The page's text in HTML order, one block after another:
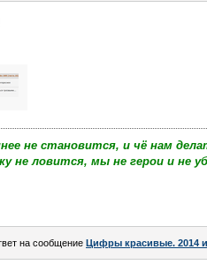
не становится, и чё нам
не ловится, мы не герои и не
на сообщение Цифры красивые. 2014